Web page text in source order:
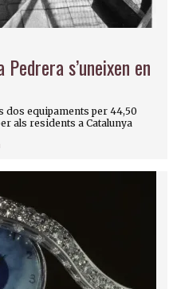
s’uneixen en
dos equipaments per 44,50
als residents a Catalunya